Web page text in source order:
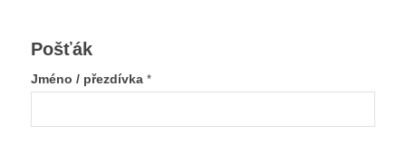
Pošťák
Jméno / přezdívka *